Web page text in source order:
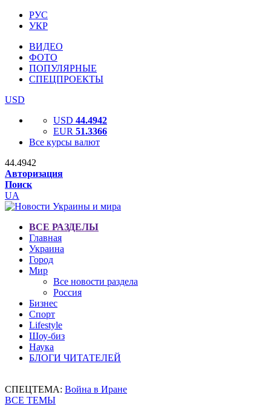
РУС
УКР
ВИДЕО
ФОТО
ПОПУЛЯРНЫЕ
СПЕЦПРОЕКТЫ
USD
USD 44.4942
EUR 51.3366
Все курсы валют
44.4942
Авторизация
Поиск
UA
ВСЕ РАЗДЕЛЫ
Главная
Украина
Город
Мир
Все новости раздела
Россия
Бизнес
Спорт
Lifestyle
Шоу-биз
Наука
БЛОГИ ЧИТАТЕЛЕЙ
СПЕЦТЕМА: Война в Иране
ВСЕ ТЕМЫ